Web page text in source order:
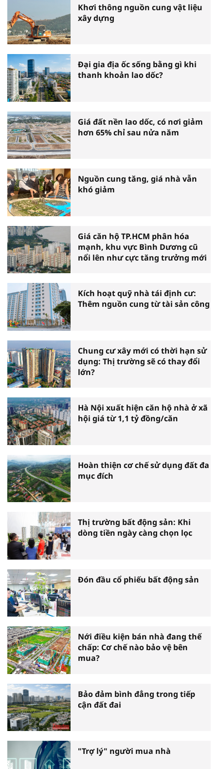
Khơi thông nguồn cung vật liệu
xây dựng
Đại gia địa ốc sống bằng gì khi
thanh khoản lao dốc?
Giá đất nền lao dốc, có nơi giảm
hơn 65% chỉ sau nửa năm
Nguồn cung tăng, giá nhà vẫn
khó giảm
Giá căn hộ TP.HCM phân hóa
mạnh, khu vực Bình Dương cũ
nổi lên như cực tăng trưởng mới
Kích hoạt quỹ nhà tái định cư:
Thêm nguồn cung từ tài sản công
Chung cư xây mới có thời hạn sử
dụng: Thị trường sẽ có thay đổi
lớn?
Hà Nội xuất hiện căn hộ nhà ở xã
hội giá từ 1,1 tỷ đồng/căn
Hoàn thiện cơ chế sử dụng đất đa
mục đích
Thị trường bất động sản: Khi
dòng tiền ngày càng chọn lọc
Đón đầu cổ phiếu bất động sản
Nới điều kiện bán nhà đang thế
chấp: Cơ chế nào bảo vệ bên
mua?
Bảo đảm bình đẳng trong tiếp
cận đất đai
"Trợ lý" người mua nhà